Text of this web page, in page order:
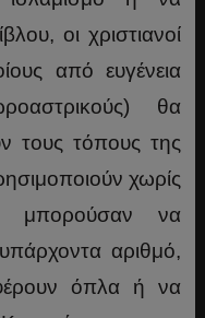
οι χριστιανοί
από ευγένεια
θα
τους τόπους της
χωρίς
μπορούσαν να
αριθμό,
όπλα ή να